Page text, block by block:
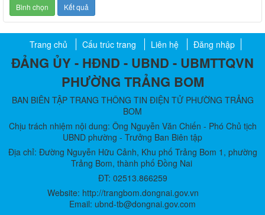
Trang chủ Cấu trúc trang Liên hệ Đăng nhập
ĐẢNG ỦY - HĐND - UBND - UBMTTQVN
PHƯỜNG TRẢNG BOM
BAN BIÊN TẬP TRANG THÔNG TIN ĐIỆN TỬ PHƯỜNG TRẢNG
BOM
Chịu trách nhiệm nội dung: Ông Nguyễn Văn Chiến - Phó Chủ tịch
UBND phường - Trưởng Ban Biên tập
Địa chỉ: Đường Nguyễn Hữu Cảnh, Khu phố Trảng Bom 1, phường
Trảng Bom, thành phố Đồng Nai
ĐT: 02513.866259
Website: http://trangbom.dongnai.gov.vn
Email: ubnd-tb@dongnai.gov.com